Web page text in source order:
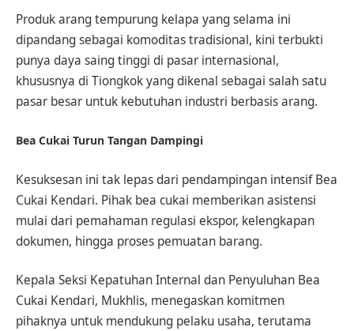
Produk arang tempurung kelapa yang selama ini
dipandang sebagai komoditas tradisional, kini terbukti
punya daya saing tinggi di pasar internasional,
khususnya di Tiongkok yang dikenal sebagai salah satu
pasar besar untuk kebutuhan industri berbasis arang.
Bea Cukai Turun Tangan Dampingi
Kesuksesan ini tak lepas dari pendampingan intensif Bea
Cukai Kendari. Pihak bea cukai memberikan asistensi
mulai dari pemahaman regulasi ekspor, kelengkapan
dokumen, hingga proses pemuatan barang.
Kepala Seksi Kepatuhan Internal dan Penyuluhan Bea
Cukai Kendari, Mukhlis, menegaskan komitmen
pihaknya untuk mendukung pelaku usaha, terutama